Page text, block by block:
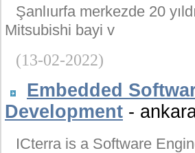
Şanlıurfa merkezde 20
Mitsubishi bayi v
(13-02-2022)
Embedded
Development -
ICterra is a Software